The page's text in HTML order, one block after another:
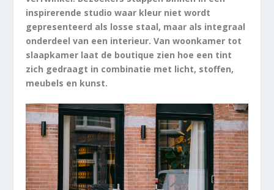
inspirerende studio waar kleur niet wordt
gepresenteerd als losse staal, maar als integraal
onderdeel van een interieur. Van woonkamer tot
slaapkamer laat de boutique zien hoe een tint
zich gedraagt in combinatie met licht, stoffen,
meubels en kunst.